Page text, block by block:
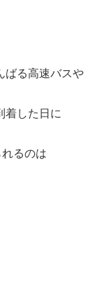
ばる高速バスや
着した日に
るのは